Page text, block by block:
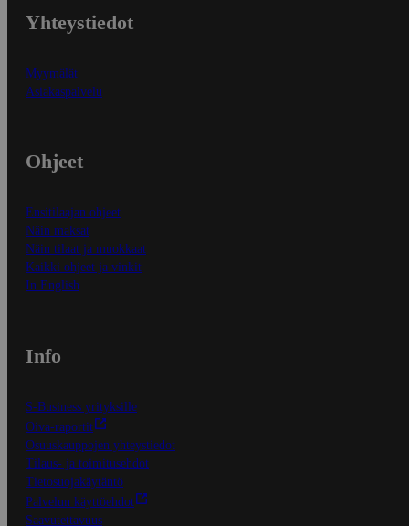
Yhteystiedot
Myymälät
Asiakaspalvelu
Ohjeet
Ensitilaajan ohjeet
Näin maksat
Näin tilaat ja muokkaat
Kaikki ohjeet ja vinkit
In English
Info
S-Business yrityksille
Oiva-raportit
Osuuskauppojen yhteystiedot
Tilaus- ja toimitusehdot
Tietosuojakäytäntö
Palvelun käyttöehdot
Saavutettavuus